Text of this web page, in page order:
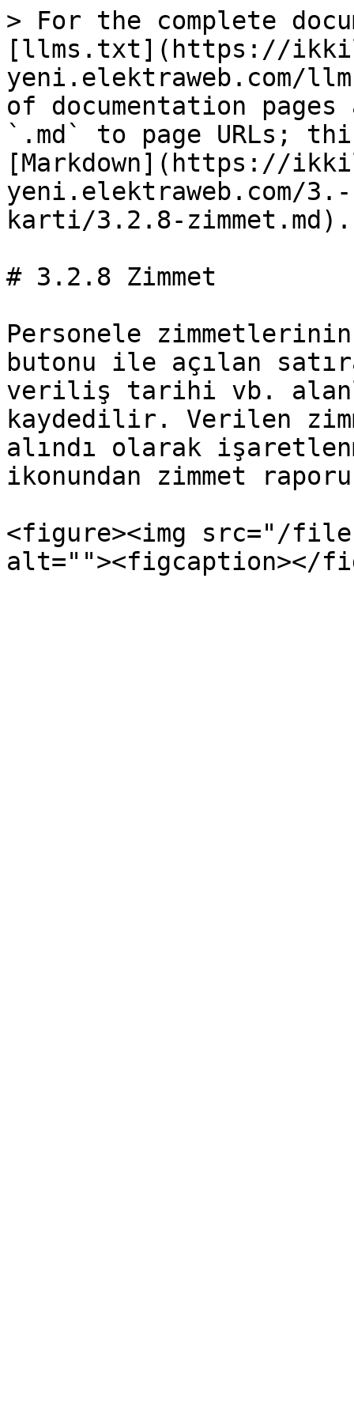
> For the complete
[llms.txt](https://
yeni.elektraweb.com/
of documentation
`.md` to page URLs;
[Markdown](https://
karti/3.2.8-zimmet.md).
# 3.2.8 Zimmet
Personele
butonu ile açılan
veriliş tarihi vb.
kaydedilir. Verilen
alındı olarak
ikonundan zimmet
<figure><img src="/files/